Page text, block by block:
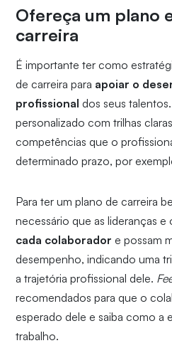
Ofereça um plano
carreira
É importante ter como
de carreira para apoiar o
profissional dos seus
personalizado com trilhas
competências que o
determinado prazo, por
Para ter um plano de carreira
necessário que as lideranças e
cada colaboradore possam
desempenho, indicando uma
a trajetória profissional dele.
recomendados para que o
esperado dele e saiba como a
trabalho.